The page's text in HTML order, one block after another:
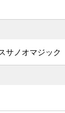
サノオマジック